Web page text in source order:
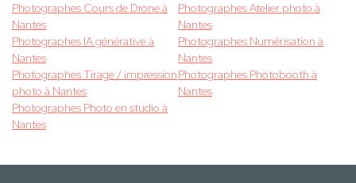
Photographes Cours de Drone à
Nantes
Photographes Atelier photo à
Nantes
Photographes IA générative à
Nantes
Photographes Numérisation à
Nantes
Photographes Tirage / impression
photo à Nantes
Photographes Photobooth à
Nantes
Photographes Photo en studio à
Nantes